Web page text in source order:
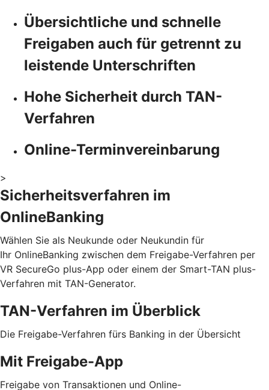
Übersichtliche und schnelle
Freigaben auch für getrennt zu
leistende Unterschriften
Hohe Sicherheit durch TAN-
Verfahren
Online-Terminvereinbarung
>
Sicherheitsverfahren im
OnlineBanking
Wählen Sie als Neukunde oder Neukundin für
Ihr OnlineBanking zwischen dem Freigabe-Verfahren per
VR SecureGo plus-App oder einem der Smart-TAN plus-
Verfahren mit TAN-Generator.
TAN-Verfahren im Überblick
Die Freigabe-Verfahren fürs Banking in der Übersicht
Mit Freigabe-App
Freigabe von Transaktionen und Online-